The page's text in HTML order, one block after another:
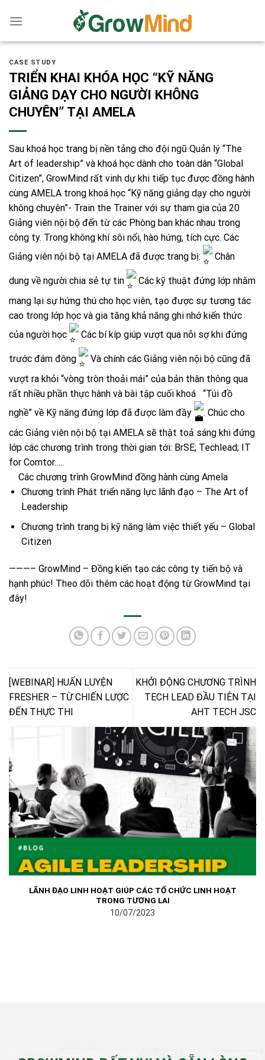
CASE STUDY
TRIỂN KHAI KHÓA HỌC “KỸ NĂNG
GIẢNG DẠY CHO NGƯỜI KHÔNG
CHUYÊN” TẠI AMELA
Sau khoá học trang bị nền tảng cho đội ngũ Quản lý “The
Art of leadership” và khoá học dành cho toàn dân “Global
Citizen”, GrowMind rất vinh dự khi tiếp tục được đồng hành
cùng AMELA trong khoá học “Kỹ năng giảng dạy cho người
không chuyên”- Train the Trainer với sự tham gia của 20
Giảng viên nội bộ đến từ các Phòng ban khác nhau trong
công ty. Trong không khí sôi nổi, hào hứng, tích cực. Các
Giảng viên nội bộ tại AMELA đã được trang bị:
Chân
dung về người chia sẻ tự tin
Các kỹ thuật đứng lớp nhằm
mang lại sự hứng thú cho học viên, tạo được sự tương tác
cao trong lớp học và gia tăng khả năng ghi nhớ kiến thức
của người học
Các bí kíp giúp vượt qua nỗi sợ khi đứng
trước đám đông
Và chính các Giảng viên nội bộ cũng đã
vượt ra khỏi “vòng tròn thoải mái” của bản thân thông qua
rất nhiều phần thực hành và bài tập cuối khoá “Túi đồ
nghề” về Kỹ năng đứng lớp đã được làm đầy
. Chúc cho
các Giảng viên nội bộ tại AMELA sẽ thật toả sáng khi đứng
lớp các chương trình trong thời gian tới: BrSE; Techlead; IT
for Comtor…..
Các chương trình GrowMind đồng hành cùng Amela
Chương trình Phát triển năng lực lãnh đạo – The Art of
Leadership
Chương trình trang bị kỹ năng làm việc thiết yếu – Global
Citizen
———– GrowMind – Đồng kiến tạo các công ty tiến bộ và
hạnh phúc! Theo dõi thêm các hoạt động từ GrowMind tại
đây!
[WEBINAR] HUẤN LUYỆN
FRESHER – TỪ CHIẾN LƯỢC
ĐẾN THỰC THI
KHỞI ĐỘNG CHƯƠNG TRÌNH
TECH LEAD ĐẦU TIÊN TẠI
AHT TECH JSC
LÃNH ĐẠO LINH HOẠT GIÚP CÁC TỔ CHỨC LINH HOẠT
TRONG TƯƠNG LAI
10/07/2023